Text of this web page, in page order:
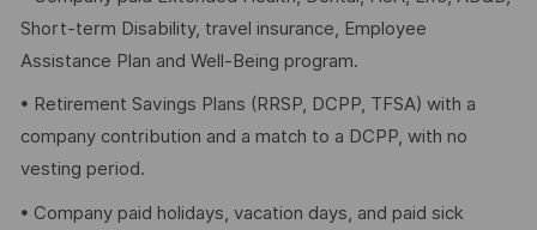
Short-term Disability, travel insurance, Employee
Assistance Plan and Well-Being program.
• Retirement Savings Plans (RRSP, DCPP, TFSA) with a
company contribution and a match to a DCPP, with no
vesting period.
• Company paid holidays, vacation days, and paid sick